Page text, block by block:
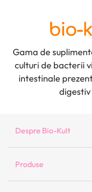
Gama de
culturi de bacterii
intestinale
digestiv
Despre Bio-Kult
Viziunea noastră
Produse